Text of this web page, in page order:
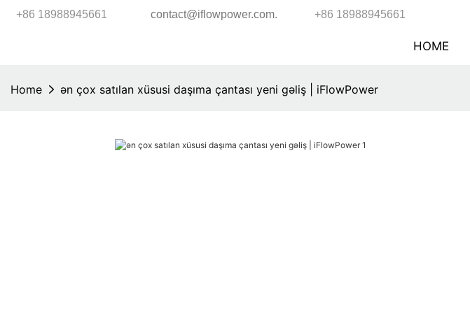
+86 18988945661 contact@iflowpower.com. +86 18988945661
HOME
Home ən çox satılan xüsusi daşıma çantası yeni gəliş | iFlowPower